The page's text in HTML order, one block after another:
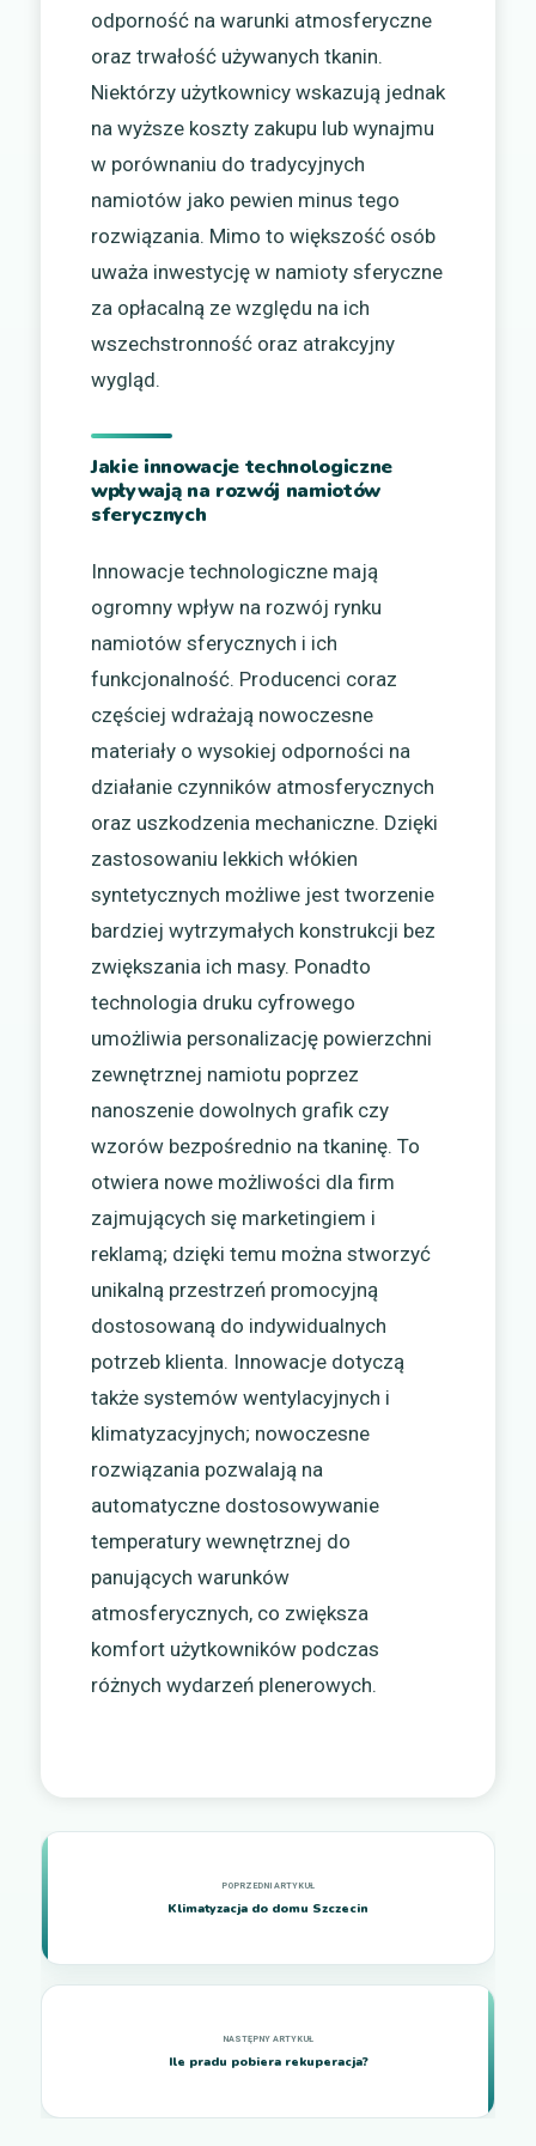
odporność na warunki atmosferyczne
oraz trwałość używanych tkanin.
Niektórzy użytkownicy wskazują jednak
na wyższe koszty zakupu lub wynajmu
w porównaniu do tradycyjnych
namiotów jako pewien minus tego
rozwiązania. Mimo to większość osób
uważa inwestycję w namioty sferyczne
za opłacalną ze względu na ich
wszechstronność oraz atrakcyjny
wygląd.
Jakie innowacje technologiczne
wpływają na rozwój namiotów
sferycznych
Innowacje technologiczne mają
ogromny wpływ na rozwój rynku
namiotów sferycznych i ich
funkcjonalność. Producenci coraz
częściej wdrażają nowoczesne
materiały o wysokiej odporności na
działanie czynników atmosferycznych
oraz uszkodzenia mechaniczne. Dzięki
zastosowaniu lekkich włókien
syntetycznych możliwe jest tworzenie
bardziej wytrzymałych konstrukcji bez
zwiększania ich masy. Ponadto
technologia druku cyfrowego
umożliwia personalizację powierzchni
zewnętrznej namiotu poprzez
nanoszenie dowolnych grafik czy
wzorów bezpośrednio na tkaninę. To
otwiera nowe możliwości dla firm
zajmujących się marketingiem i
reklamą; dzięki temu można stworzyć
unikalną przestrzeń promocyjną
dostosowaną do indywidualnych
potrzeb klienta. Innowacje dotyczą
także systemów wentylacyjnych i
klimatyzacyjnych; nowoczesne
rozwiązania pozwalają na
automatyczne dostosowywanie
temperatury wewnętrznej do
panujących warunków
atmosferycznych, co zwiększa
komfort użytkowników podczas
różnych wydarzeń plenerowych.
Klimatyzacja do domu Szczecin
Ile pradu pobiera rekuperacja?